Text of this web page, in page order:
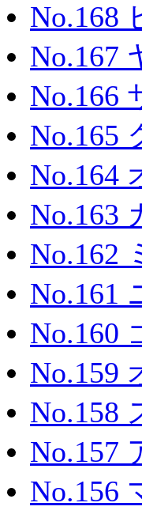
No.168
No.167
No.166
No.165
No.164
No.163
No.162
No.161
No.160
No.159
No.158
No.157
No.156